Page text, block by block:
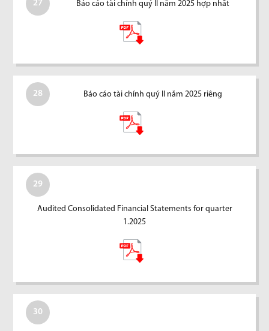
27 Báo cáo tài chính quý II năm 2025 hợp nhất
28 Báo cáo tài chính quý II năm 2025 riêng
29
Audited Consolidated Financial Statements for quarter
1.2025
30